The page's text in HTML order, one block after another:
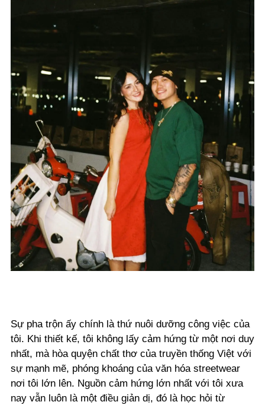
Sự pha trộn ấy chính là thứ nuôi dưỡng công việc của
tôi. Khi thiết kế, tôi không lấy cảm hứng từ một nơi duy
nhất, mà hòa quyện chất thơ của truyền thống Việt với
sự mạnh mẽ, phóng khoáng của văn hóa streetwear
nơi tôi lớn lên. Nguồn cảm hứng lớn nhất với tôi xưa
nay vẫn luôn là một điều giản dị, đó là học hỏi từ